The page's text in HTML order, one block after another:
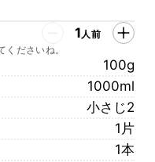
1人前
ださいね。
100g
1000ml
小さじ2
1片
1本